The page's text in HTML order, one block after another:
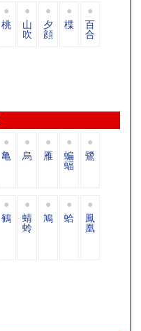
桃 山
吹
夕
顔
楪 百
合
亀 烏 雁 蝙
蝠
鷺
鶴 蜻
蛉
鳩 蛤 鳳
凰